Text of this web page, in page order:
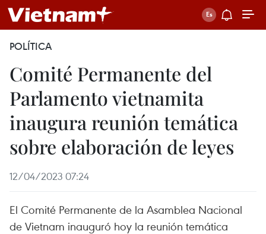
POLÍTICA
Comité Permanente del
Parlamento vietnamita
inaugura reunión temática
sobre elaboración de leyes
12/04/2023 07:24
El Comité Permanente de la Asamblea Nacional
de Vietnam inauguró hoy la reunión temática